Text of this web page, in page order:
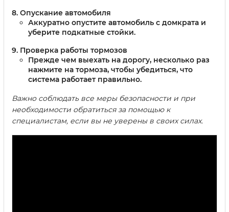
Опускание автомобиля
Аккуратно опустите автомобиль с домкрата и
уберите подкатные стойки.
Проверка работы тормозов
Прежде чем выехать на дорогу, несколько раз
нажмите на тормоза, чтобы убедиться, что
система работает правильно.
Важно соблюдать все меры безопасности и при
необходимости обратиться за помощью к
специалистам, если вы не уверены в своих силах.